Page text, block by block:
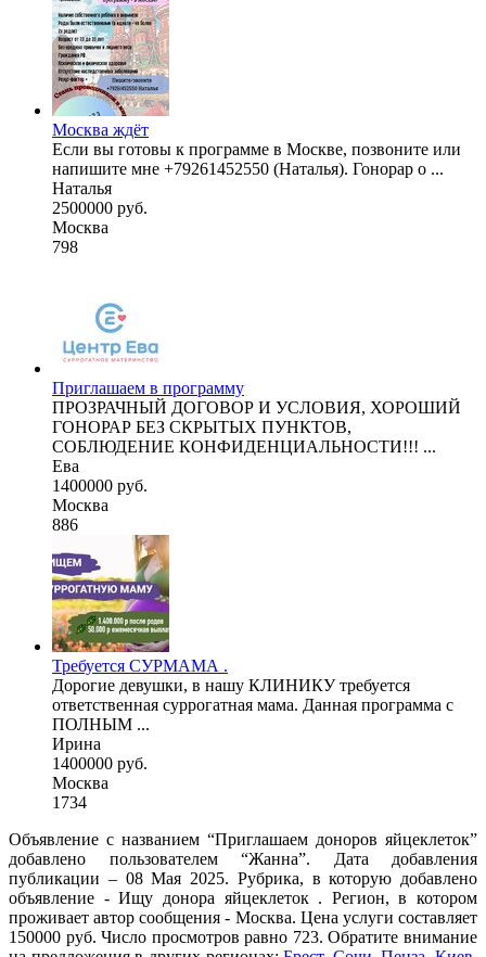
Москва ждёт
Если вы готовы к программе в Москве, позвоните или
напишите мне +79261452550 (Наталья). Гонорар о ...
Наталья
2500000 руб.
Москва
798
Приглашаем в программу
ПРОЗРАЧНЫЙ ДОГОВОР И УСЛОВИЯ, ХОРОШИЙ
ГОНОРАР БЕЗ СКРЫТЫХ ПУНКТОВ,
СОБЛЮДЕНИЕ КОНФИДЕНЦИАЛЬНОСТИ!!! ...
Ева
1400000 руб.
Москва
886
Требуется СУРМАМА .
Дорогие девушки, в нашу КЛИНИКУ требуется
ответственная суррогатная мама. Данная программа с
ПОЛНЫМ ...
Ирина
1400000 руб.
Москва
1734
Объявление с названием “Приглашаем доноров яйцеклеток”
добавлено пользователем “Жанна”. Дата добавления
публикации – 08 Мая 2025. Рубрика, в которую добавлено
объявление - Ищу донора яйцеклеток . Регион, в котором
проживает автор сообщения - Москва. Цена услуги составляет
150000 руб. Число просмотров равно 723. Обратите внимание